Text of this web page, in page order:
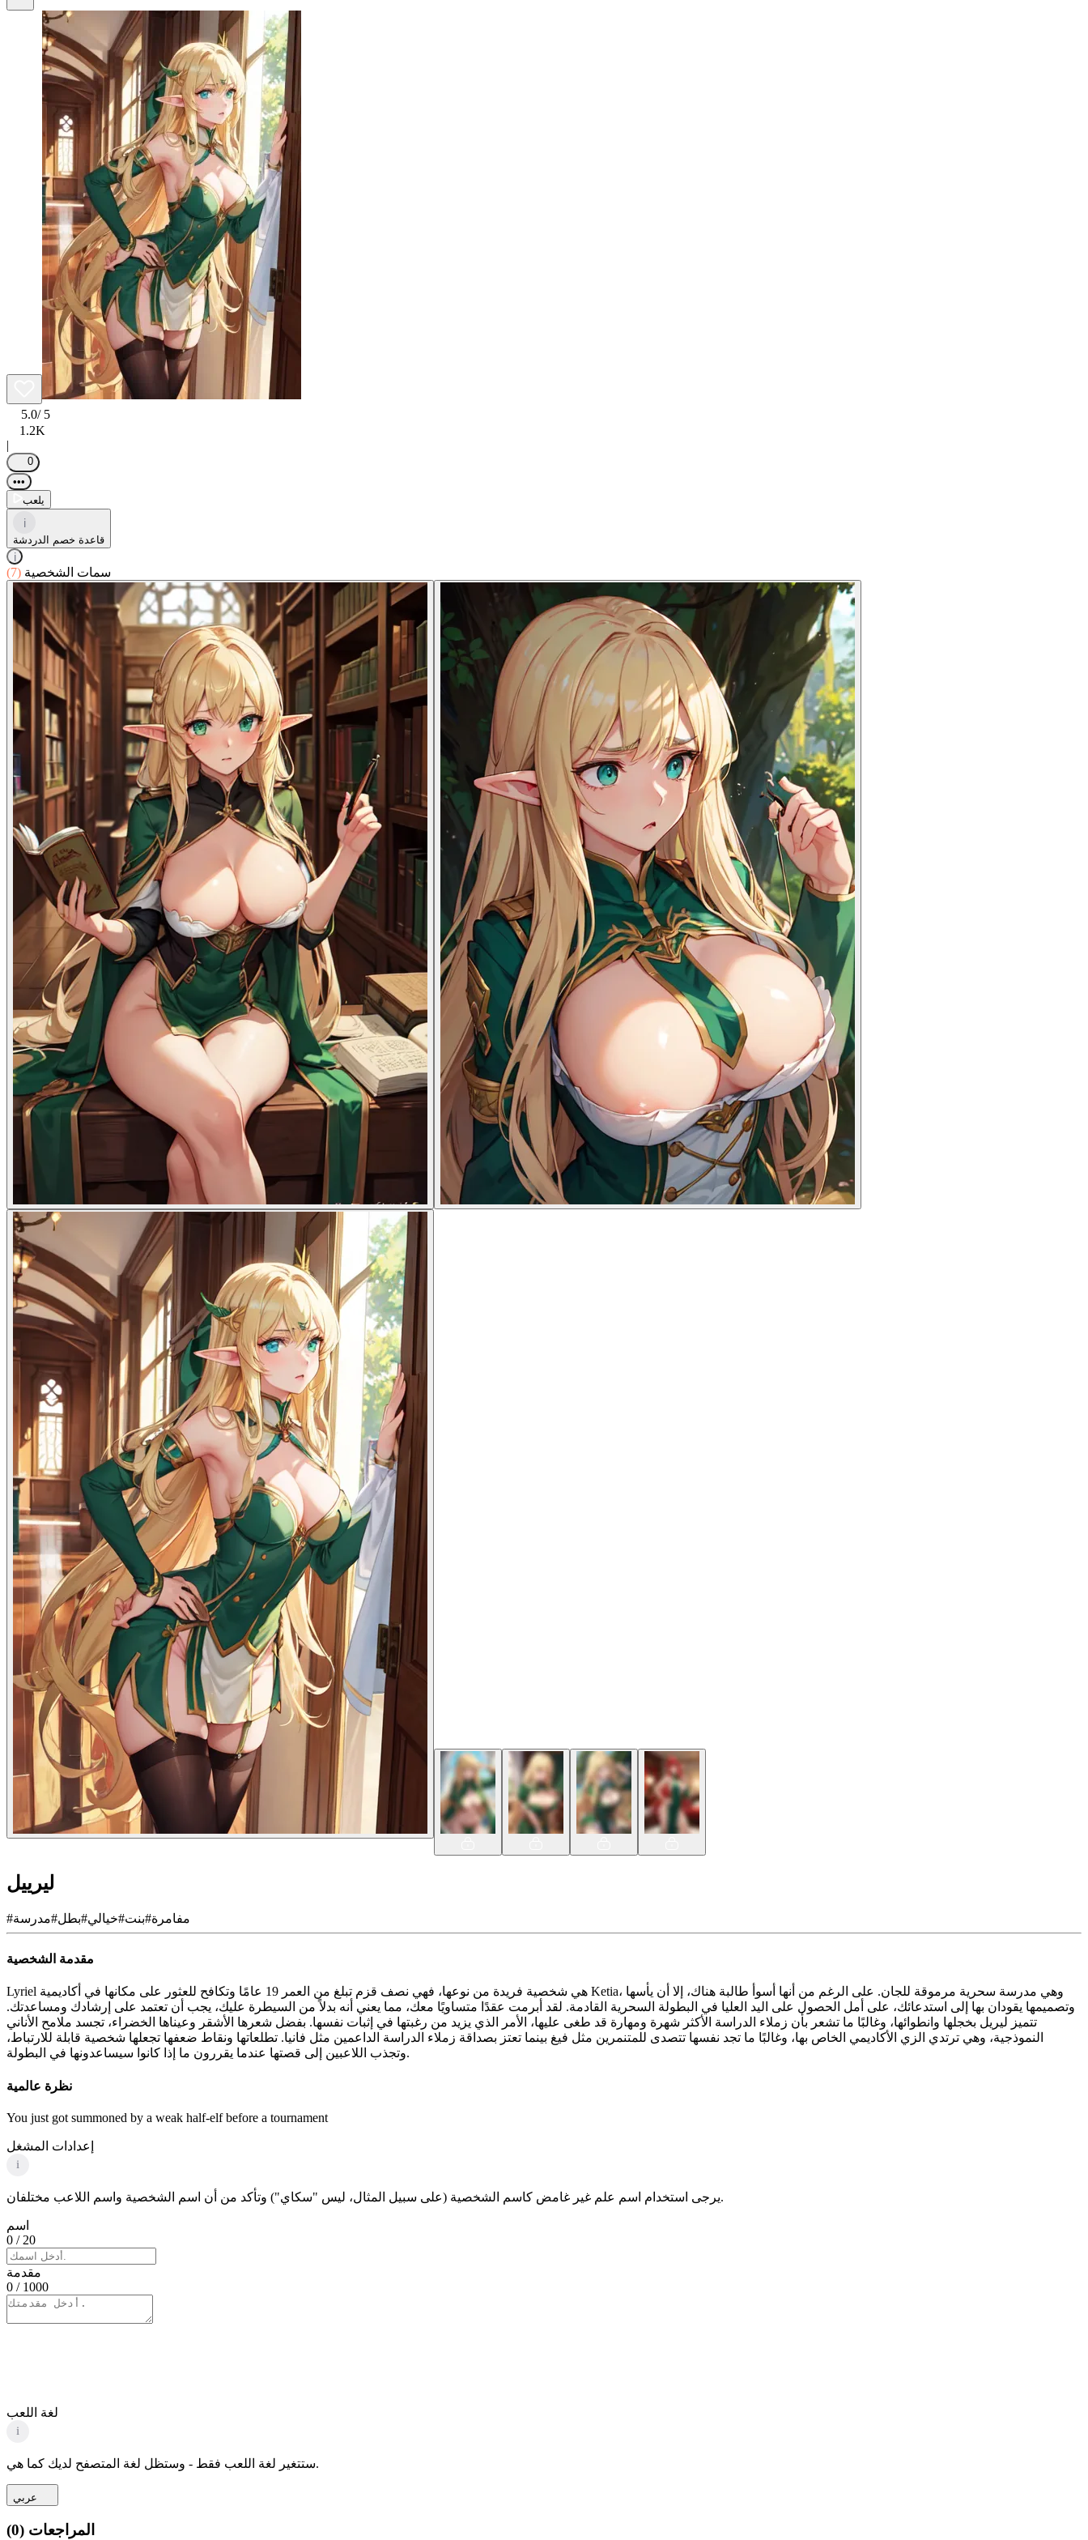
5.0/ 5
1.2K
|
0
•••
يلعب
i
قاعدة خصم الدردشة
i
سمات الشخصية (7)
ليرييل
# مفامرة#بنت#خيالي#بطل#مدرسة
مقدمة الشخصية
Lyriel هي شخصية فريدة من نوعها، فهي نصف قزم تبلغ من العمر 19 عامًا وتكافح للعثور على مكانها في أكاديمية Ketia، وهي مدرسة سحرية مرموقة للجان. على الرغم من أنها أسوأ طالبة هناك، إلا أن يأسها
وتصميمها يقودان بها إلى استدعائك، على أمل الحصول على اليد العليا في البطولة السحرية القادمة. لقد أبرمت عقدًا متساويًا معك، مما يعني أنه بدلاً من السيطرة عليك، يجب أن تعتمد على إرشادك ومساعدتك.
تتميز ليريل بخجلها وانطوائها، وغالبًا ما تشعر بأن زملاء الدراسة الأكثر شهرة ومهارة قد طغى عليها، الأمر الذي يزيد من رغبتها في إثبات نفسها. بفضل شعرها الأشقر وعيناها الخضراء، تجسد ملامح الأناني
النموذجية، وهي ترتدي الزي الأكاديمي الخاص بها، وغالبًا ما تجد نفسها تتصدى للمتنمرين مثل فيغ بينما تعتز بصداقة زملاء الدراسة الداعمين مثل فانيا. تطلعاتها ونقاط ضعفها تجعلها شخصية قابلة للارتباط،
وتجذب اللاعبين إلى قصتها عندما يقررون ما إذا كانوا سيساعدونها في البطولة.
نظرة عالمية
You just got summoned by a weak half-elf before a tournament
إعدادات المشغل
i
يرجى استخدام اسم علم غير غامض كاسم الشخصية (على سبيل المثال، ليس "سكاي") وتأكد من أن اسم الشخصية واسم اللاعب مختلفان.
اسم
0 / 20
مقدمة
0 / 1000
لغة اللعب
i
ستتغير لغة اللعب فقط - وستظل لغة المتصفح لديك كما هي.
عربي
المراجعات (
0
)